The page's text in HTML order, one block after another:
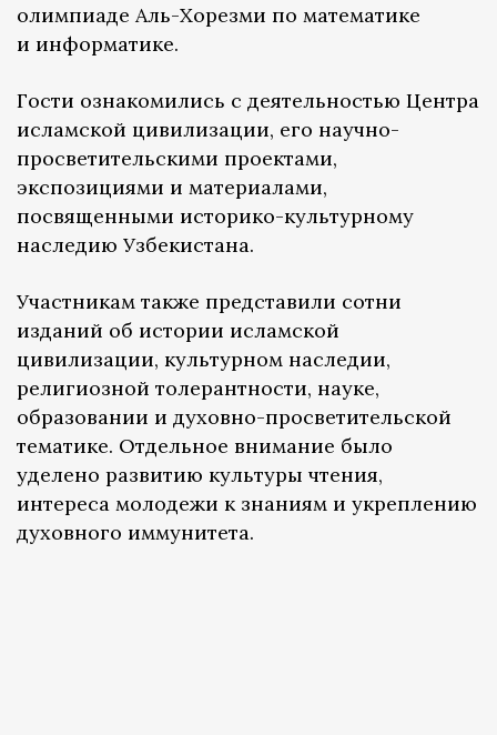
олимпиаде Аль-Хорезми по математике
и информатике.
Гости ознакомились с деятельностью Центра
исламской цивилизации, его научно-
просветительскими проектами,
экспозициями и материалами,
посвященными историко-культурному
наследию Узбекистана.
Участникам также представили сотни
изданий об истории исламской
цивилизации, культурном наследии,
религиозной толерантности, науке,
образовании и духовно-просветительской
тематике. Отдельное внимание было
уделено развитию культуры чтения,
интереса молодежи к знаниям и укреплению
духовного иммунитета.